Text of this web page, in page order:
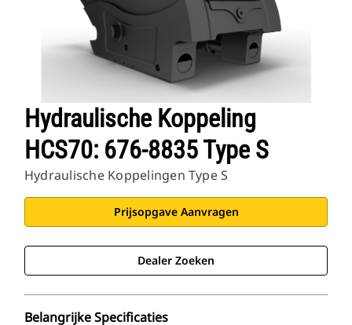
Hydraulische Koppeling
HCS70: 676-8835 Type S
Hydraulische Koppelingen Type S
Prijsopgave Aanvragen
Dealer Zoeken
Belangrijke Specificaties